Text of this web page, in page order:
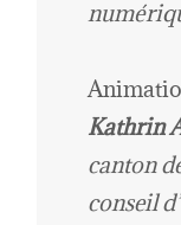
Kathrin
canton
conseil